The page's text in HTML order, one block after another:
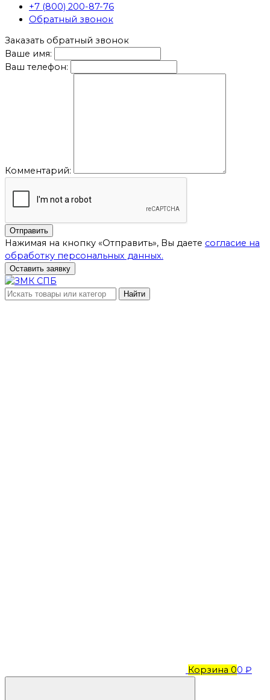
+7 (800) 200-87-76
Обратный звонок
Заказать обратный звонок
Ваше имя:
Ваш телефон:
Комментарий:
Отправить
Нажимая на кнопку «Отправить», Вы даете согласие на
обработку персональных данных.
Оставить заявку
Найти
Корзина 00 ₽